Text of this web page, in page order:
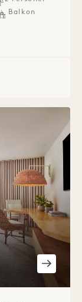
Balkon
Suite og balkon
JUNIOR SUITE
1273
1273 JUNIOR